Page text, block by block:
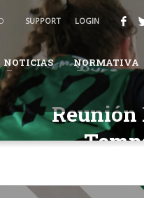
tu solicitud.
para completar tus datos.
SUPPORT LOGIN
NOTICIAS NORMATIVA
Reunión